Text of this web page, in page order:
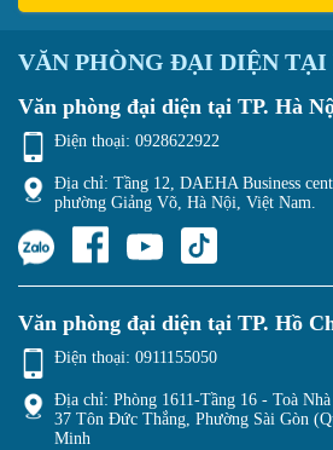
VĂN PHÒNG ĐẠI DIỆN
Văn phòng đại diện tại TP. Hà
Điện thoại: 0928622922
Địa chỉ: Tầng 12, DAEHA Business
phường Giảng Võ, Hà Nội, Việt Nam.
Văn phòng đại diện tại TP. Hồ
Điện thoại: 0911155050
Địa chỉ: Phòng 1611-Tầng 16 - Toà
37 Tôn Đức Thắng, Phường Sài Gòn
Minh